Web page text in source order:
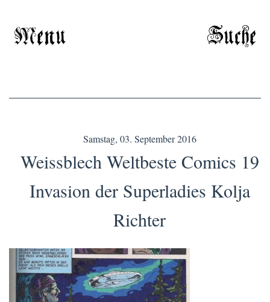
Menu Suche
Samstag, 03. September 2016
Weissblech Weltbeste Comics 19
Invasion der Superladies Kolja
Richter